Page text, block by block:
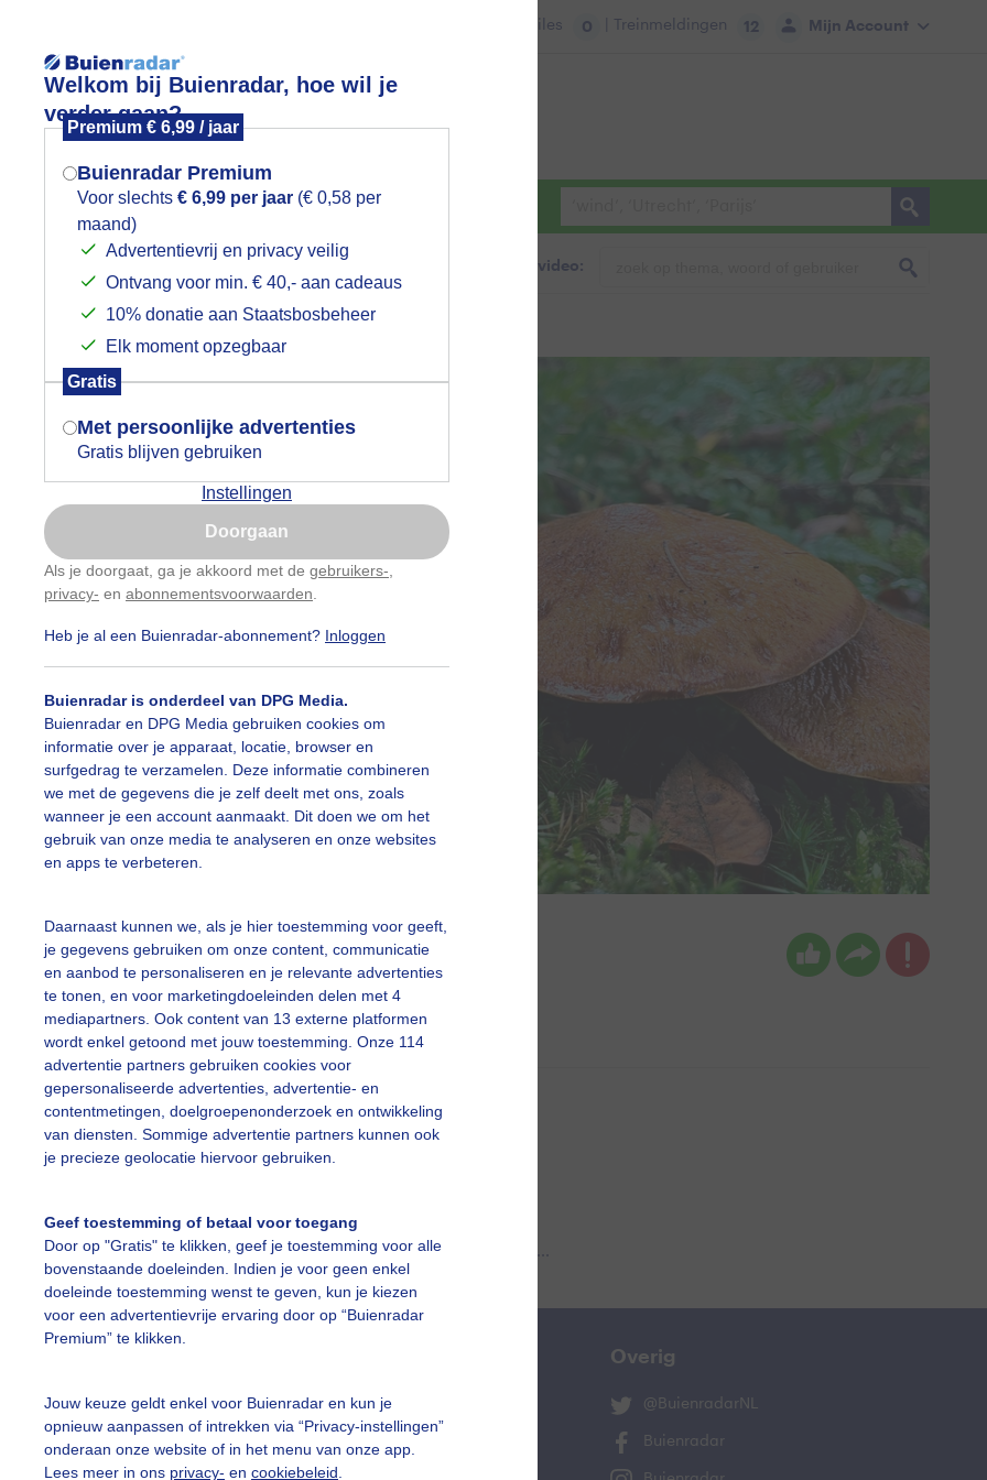
Welkom bij Buienradar, hoe wil je
verder gaan?
Premium € 6,99 / jaar
Buienradar Premium
Voor slechts € 6,99 per jaar (€ 0,58 per
maand)
Advertentievrij en privacy veilig
Ontvang voor min. € 40,- aan cadeaus
10% donatie aan Staatsbosbeheer
Elk moment opzegbaar
Gratis
Met persoonlijke advertenties
Gratis blijven gebruiken
Instellingen
Doorgaan
Als je doorgaat, ga je akkoord met de gebruikers-
privacy- en abonnementsvoorwaarden
Heb je al een Buienradar-abonnement? Inloggen
Buienradar is onderdeel van DPG Media.
Buienradar en DPG Media gebruiken cookies om
informatie over je apparaat, locatie, browser en
surfgedrag te verzamelen. Deze informatie combineren
we met de gegevens die je zelf deelt met ons, zoals
wanneer je een account aanmaakt. Dit doen we om het
gebruik van onze media te analyseren en onze websites
en apps te verbeteren.
Daarnaast kunnen we, als je hier toestemming voor geeft,
je gegevens gebruiken om onze content, communicatie
en aanbod te personaliseren en je relevante advertenties
te tonen, en voor marketingdoeleinden delen met 4
mediapartners. Ook content van 13 externe platformen
wordt enkel getoond met jouw toestemming. Onze 114
advertentie partners gebruiken cookies voor
gepersonaliseerde advertenties, advertentie- en
contentmetingen, doelgroepenonderzoek en ontwikkeling
van diensten. Sommige advertentie partners kunnen ook
je precieze geolocatie hiervoor gebruiken.
Geef toestemming of betaal voor toegang
Door op "Gratis" te klikken, geef je toestemming voor alle
bovenstaande doeleinden. Indien je voor geen enkel
doeleinde toestemming wenst te geven, kun je kiezen
voor een advertentievrije ervaring door op “Buienradar
Premium” te klikken.
Jouw keuze geldt enkel voor Buienradar en kun je
opnieuw aanpassen of intrekken via “Privacy-instellingen”
onderaan onze website of in het menu van onze app.
Lees meer in ons privacy- en cookiebeleid
Mijn Account
Files 0 | Treinmeldingen 12
Foto en video Weerzine
Zoeken in foto & video:
je herfst, dan zeg je paddenstoel.
Meine Dijkstra Gemaakt: 27-09-2025, 88x bekeken
Herfst
slideshow
Een moment geduld aub...
vragen
De Bilt
Overig
@BuienradarNL
Buienradar
Mogen we je locatie gebruiken voor
het weer?
Indien je hier nog geen akkoord op hebt
gegeven, verschijnt er zo een pop-up uit
je browser waarin deze toestemming
gevraagd wordt.
Is goed, toon de popup
Nu niet, misschien later
Gebruik je Safari en wil je niet elke dag deze pop-up
Klikhierom dit aan te passen